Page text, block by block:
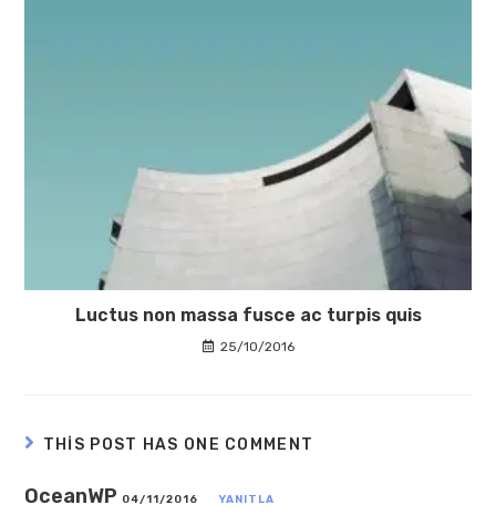
Luctus non massa fusce ac turpis quis
25/10/2016
THIS POST HAS ONE COMMENT
OceanWP 04/11/2016 YANITLA